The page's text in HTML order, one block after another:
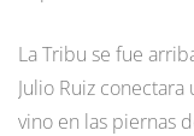
La Tribu se fue
Julio Ruiz
vino en las piernas